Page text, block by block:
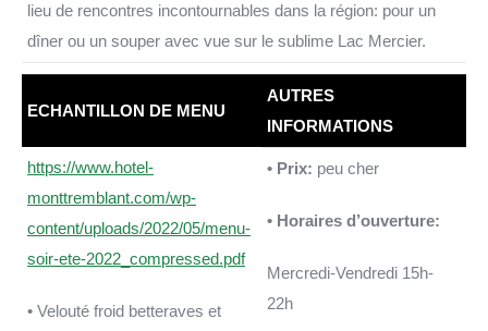
lieu de rencontres incontournables dans la région: pour un
dîner ou un souper avec vue sur le sublime Lac Mercier.
ECHANTILLON DE MENU
AUTRES
INFORMATIONS
https://www.hotel-
monttremblant.com/wp-
content/uploads/2022/05/menu-
soir-ete-2022_compressed.pdf
• Velouté froid betteraves et
• Prix: peu cher
• Horaires d’ouverture:
Mercredi-Vendredi 15h-
22h